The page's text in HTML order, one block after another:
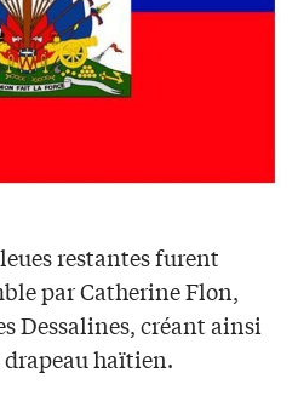
restantes furent
par Catherine Flon,
Dessalines, créant ainsi
haïtien.